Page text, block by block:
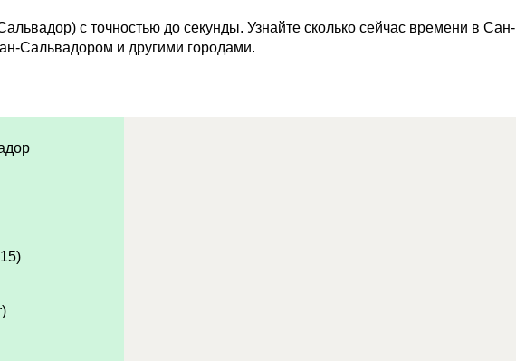
с точностью до секунды. Узнайте сколько сейчас времени в Сан-
Сальвадором и другими городами.